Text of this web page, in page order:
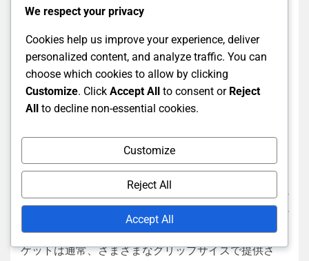
サイズ、ストリングテンション、材料が含まれ、これ
ラケットの重量に関する考慮事項 バドミントンラケッ
トの重量は、プレイヤーがどれだけ簡単に操作できる
かに大きく影響します。初心者には、80〜100グラム
のラケットが一般的に推奨されており、コントロール
とパワーの良いバランスを提供します。 重いラケット
す可能性があります。一方、軽いラケットは素早いス
イングと優れた操作性を可能にします。初心者は、さ
まざまな重量を試して最も快適に感じるものを見つけ
るべきです。 快適さとコントロールのためのグリップ
サイズの推奨 適切なグリップサイズを選ぶことは、プ
レイ中の快適さとコントロールにとって重要です。ラ
ケットは通常、さまざまなグリップサイズで提供さ
We respect your privacy
Cookies help us improve your experience, deliver
personalized content, and analyze traffic. You can
choose which cookies to allow by clicking
Customize. Click Accept All to consent or Reject
All to decline non-essential cookies.
Customize
Reject All
Accept All